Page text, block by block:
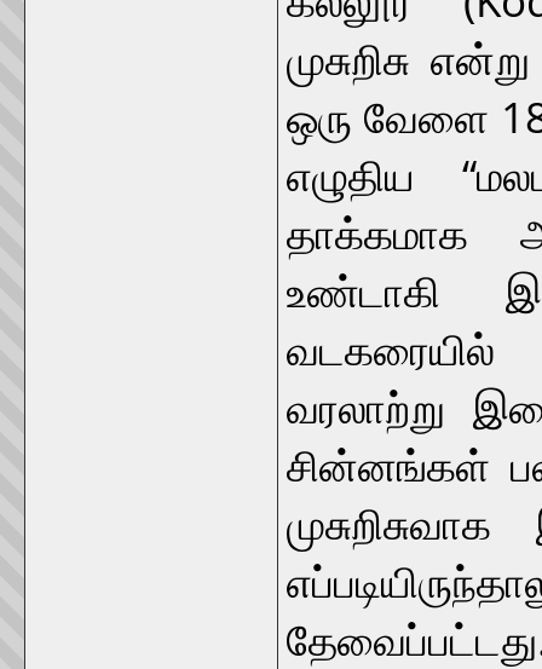
முசுறிசு
ஒரு வேளை
எழுதிய
தாக்கமாக
உண்டாகி
வடகரையில்
வரலாற்று
சின்னங்கள்